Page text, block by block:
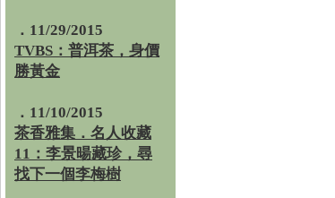
．11/29/2015
TVBS：普洱茶，身價
勝黃金
．11/10/2015
茶香雅集．名人收藏
11：李景暘藏珍，尋
找下一個李梅樹